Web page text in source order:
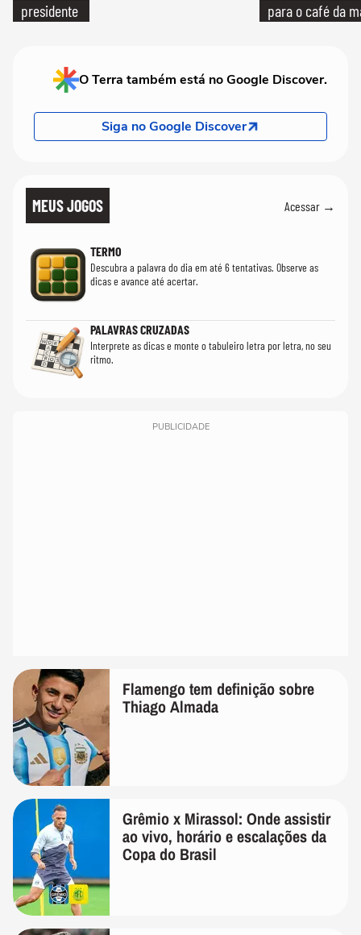
presidente
para o café da
O Terra também está no Google Discover.
Siga no Google Discover
MEUS JOGOS Acessar →
TERMO
Descubra a palavra do dia em até 6 tentativas. Observe as
dicas e avance até acertar.
PALAVRAS CRUZADAS
Interprete as dicas e monte o tabuleiro letra por letra, no seu
ritmo.
PUBLICIDADE
Flamengo tem definição sobre
Thiago Almada
Grêmio x Mirassol: Onde assistir
ao vivo, horário e escalações da
Copa do Brasil